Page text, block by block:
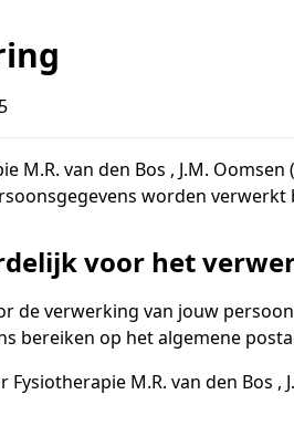
M.R. van den Bos , J.M.
worden verwerkt
voor het
de verwerking van jouw
bereiken op het algemene
M.R. van den Bos ,